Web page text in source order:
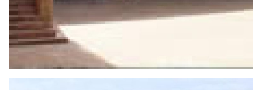
romani e oggi uno dei Borghi più Belli d’Italia.